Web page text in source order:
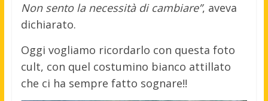
Non sento la necessità di cambiare”, aveva
dichiarato.
Oggi vogliamo ricordarlo con questa foto
cult, con quel costumino bianco attillato
che ci ha sempre fatto sognare!!